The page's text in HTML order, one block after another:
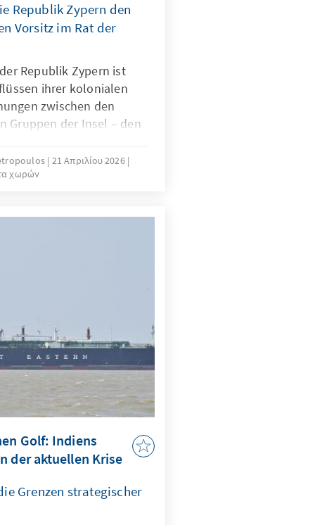
Republik Zypern den
Vorsitz im Rat der
Republik Zypern ist
ihrer kolonialen
zwischen den
Gruppen der Insel – den
dritter Staaten und
der Unabhängigkeit im
die bis heute Politik
Dieser
auf die EU-
informellen Rat Ende
über die außenpolitische
21 Απριλίου 2026
χωρών
Golf: Indiens
der aktuellen Krise
Grenzen strategischer